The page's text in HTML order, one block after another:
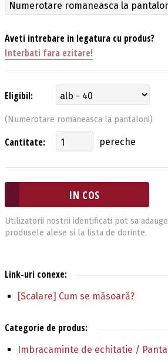
Aveti intrebare in legatura cu produs?
Interbati fara ezitare!
Eligibil:
(Numerotare romaneasca la pantaloni)
Cantitate: pereche
Utilizatorii nostrii identificati pot sa
produsele alese si la lista de dorinte.
Link-uri conexe:
[Scalare] Cum se măsoară?
Categorie de produs:
Imbracaminte de echitatie /